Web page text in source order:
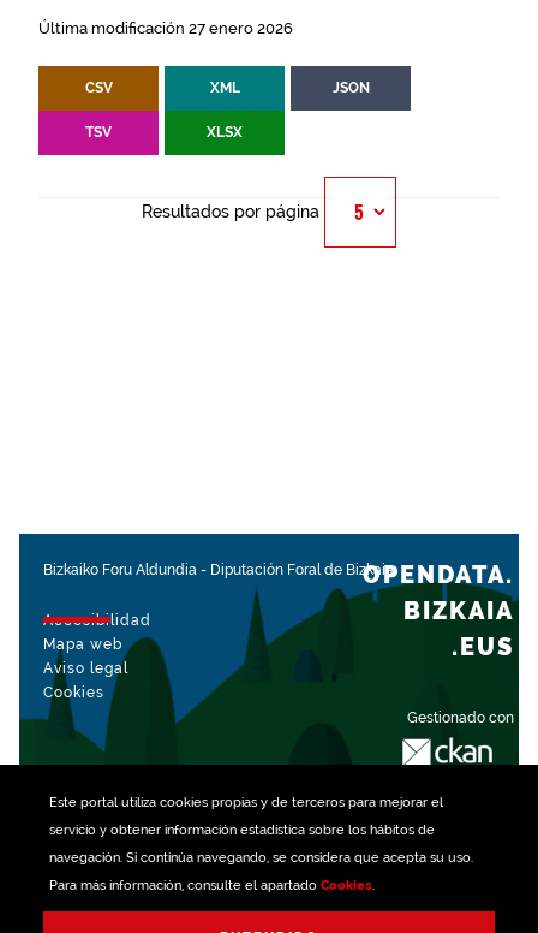
Este portal utiliza cookiespropias y de terceros para mejorar el
servicio y obtener información estadística sobre los hábitos de
navegación. Si continúa navegando, se considera que acepta su uso.
Para más información, consulte el apartado Cookies.
Última modificación 27 enero 2026
CSV XML JSON
TSV XLSX
Resultados por página
Bizkaiko Foru Aldundia - Diputación Foral de Bizkaia
Accesibilidad
Mapa web
Aviso legal
Cookies
Gestionado con
OPENDATA.
BIZKAIA
.EUS